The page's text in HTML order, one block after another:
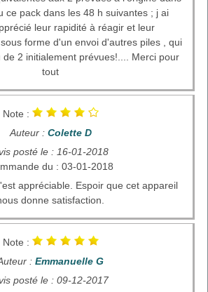
ce pack dans les 48 h suivantes ; j ai
leur rapidité à réagir et leur
forme d'un envoi d'autres piles , qui
de 2 initialement prévues!.... Merci pour
tout
Note :
Auteur : Colette D
posté le : 16-01-2018
du : 03-01-2018
appréciable. Espoir que cet appareil
donne satisfaction.
Note :
: Emmanuelle G
posté le : 09-12-2017